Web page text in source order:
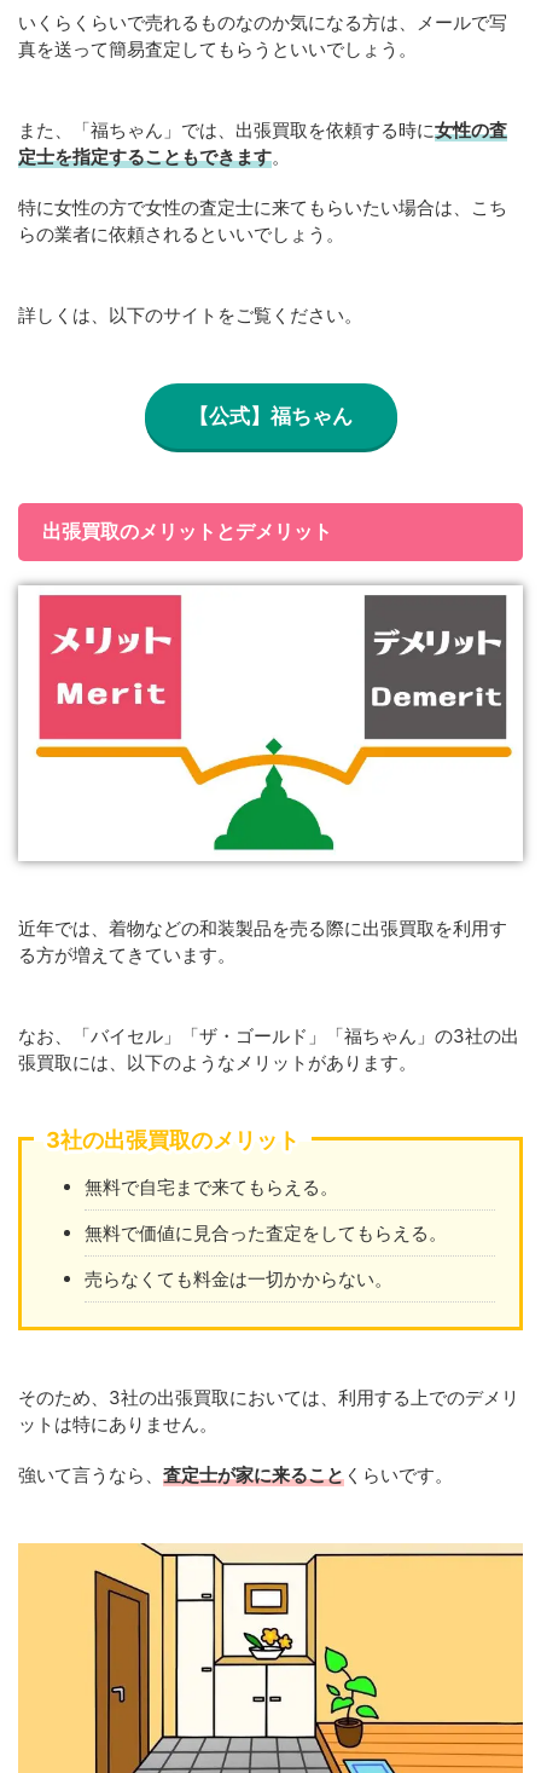
いくらくらいで売れるものなのか気になる方は、メールで写
真を送って簡易査定してもらうといいでしょう。
また、「福ちゃん」では、出張買取を依頼する時に女性の査
定士を指定することもできます。
特に女性の方で女性の査定士に来てもらいたい場合は、こち
らの業者に依頼されるといいでしょう。
詳しくは、以下のサイトをご覧ください。
【公式】福ちゃん
出張買取のメリットとデメリット
近年では、着物などの和装製品を売る際に出張買取を利用す
る方が増えてきています。
なお、「バイセル」「ザ・ゴールド」「福ちゃん」の3社の出
張買取には、以下のようなメリットがあります。
3社の出張買取のメリット
無料で自宅まで来てもらえる。
無料で価値に見合った査定をしてもらえる。
売らなくても料金は一切かからない。
そのため、3社の出張買取においては、利用する上でのデメリ
ットは特にありません。
強いて言うなら、 査定士が家に来ること くらいです。